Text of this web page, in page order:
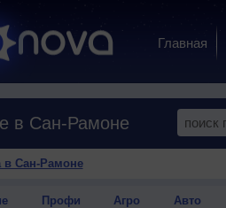
Главная
в Сан-Рамоне
в Сан-Рамоне
Профи Агро Авто